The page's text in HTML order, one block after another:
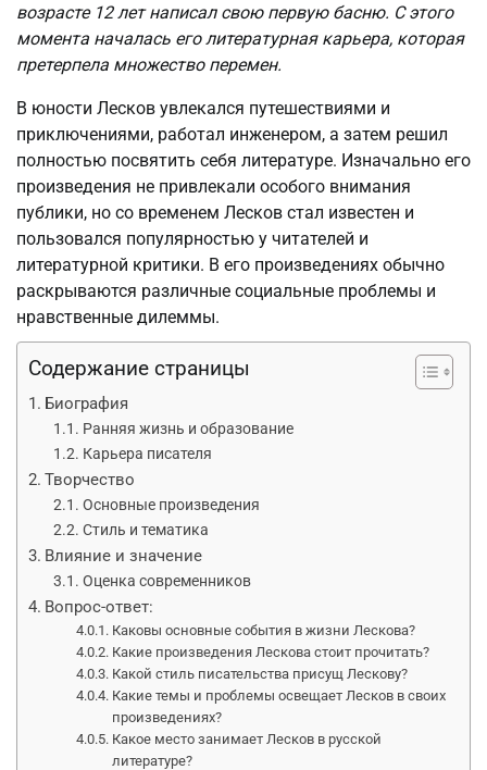
возрасте 12 лет написал свою первую басню. С этого
момента началась его литературная карьера, которая
претерпела множество перемен.
В юности Лесков увлекался путешествиями и
приключениями, работал инженером, а затем решил
полностью посвятить себя литературе. Изначально его
произведения не привлекали особого внимания
публики, но со временем Лесков стал известен и
пользовался популярностью у читателей и
литературной критики. В его произведениях обычно
раскрываются различные социальные проблемы и
нравственные дилеммы.
Содержание страницы
Биография
Ранняя жизнь и образование
Карьера писателя
Творчество
Основные произведения
Стиль и тематика
Влияние и значение
Оценка современников
Вопрос-ответ:
Каковы основные события в жизни Лескова?
Какие произведения Лескова стоит прочитать?
Какой стиль писательства присущ Лескову?
Какие темы и проблемы освещает Лесков в своих
произведениях?
Какое место занимает Лесков в русской
литературе?